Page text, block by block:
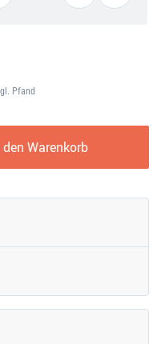
Pfand
den Warenkorb